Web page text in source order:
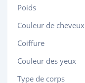
Poids
Couleur de cheveux
Coiffure
Couleur des yeux
Type de corps